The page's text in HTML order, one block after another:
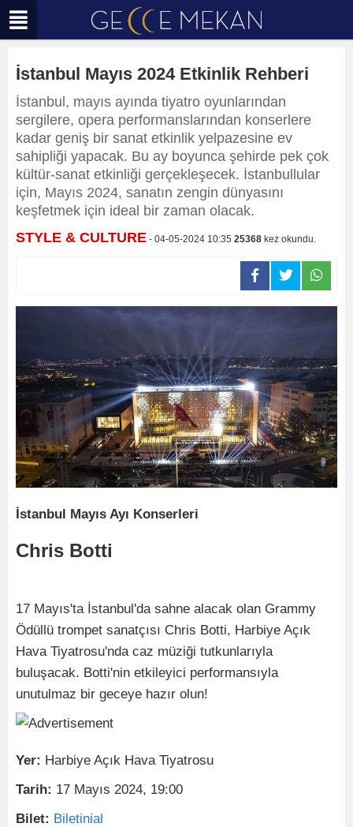
İstanbul Mayıs 2024 Etkinlik Rehberi
İstanbul, mayıs ayında tiyatro oyunlarından
sergilere, opera performanslarından konserlere
kadar geniş bir sanat etkinlik yelpazesine ev
sahipliği yapacak. Bu ay boyunca şehirde pek çok
kültür-sanat etkinliği gerçekleşecek. İstanbullular
için, Mayıs 2024, sanatın zengin dünyasını
keşfetmek için ideal bir zaman olacak.
STYLE & CULTURE - 04-05-2024 10:35 25368 kez okundu.
İstanbul Mayıs Ayı Konserleri
Chris Botti
17 Mayıs'ta İstanbul'da sahne alacak olan Grammy
Ödüllü trompet sanatçısı Chris Botti, Harbiye Açık
Hava Tiyatrosu'nda caz müziği tutkunlarıyla
buluşacak. Botti'nin etkileyici performansıyla
unutulmaz bir geceye hazır olun!
Yer: Harbiye Açık Hava Tiyatrosu
Tarih: 17 Mayıs 2024, 19:00
Bilet: Biletinial